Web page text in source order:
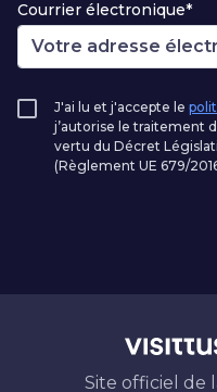
Courrier électronique*
J'ai lu et j'accepte le
j’autorise le traitement
vertu du Décret
(Règlement UE 679/
Site officiel de